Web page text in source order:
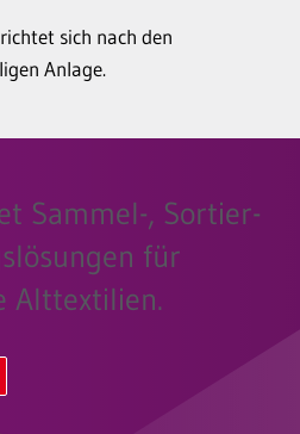
sich nach den
Anlage.
Sammel-, Sortier-
für
Alttextilien.